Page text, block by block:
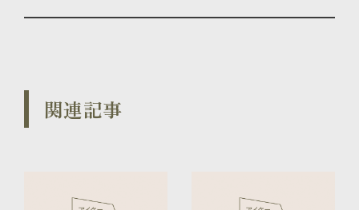
関連記事